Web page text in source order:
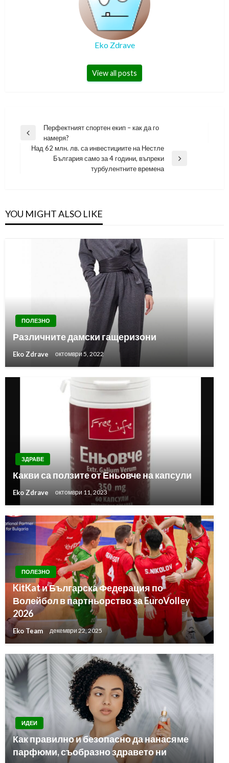
Eko Zdrave
View all posts
Навигация
Previous
Post
Перфектният спортен екип – как да го
намеря?
Над 62 млн. лв. са инвестициите на Нестле
България само за 4 години, въпреки
турбулентните времена
YOU MIGHT ALSO LIKE
ПОЛЕЗНО
Различните дамски гащеризони
Eko Zdrave октомври 5, 2022
ЗДРАВЕ
Какви са ползите от Еньовче на капсули
Eko Zdrave октомври 11, 2023
ПОЛЕЗНО
KitKat и Българска Федерация по
Волейбол в партньорство за EuroVolley
2026
Eko Team декември 22, 2025
ИДЕИ
Как правилно и безопасно да нанасяме
парфюми, съобразно здравето ни